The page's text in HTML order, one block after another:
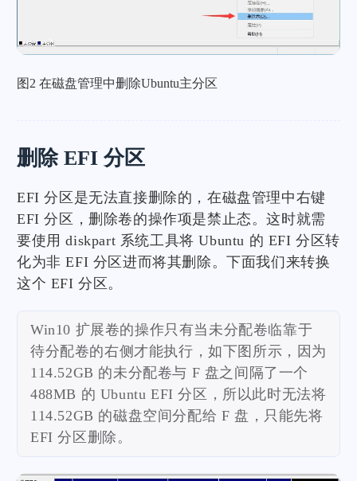
图2 在磁盘管理中删除Ubuntu主分区
删除 EFI 分区
EFI 分区是无法直接删除的，在磁盘管理中右键
EFI 分区，删除卷的操作项是禁止态。这时就需
要使用 diskpart 系统工具将 Ubuntu 的 EFI 分区转
化为非 EFI 分区进而将其删除。下面我们来转换
这个 EFI 分区。
Win10 扩展卷的操作只有当未分配卷临靠于
待分配卷的右侧才能执行，如下图所示，因为
114.52GB 的未分配卷与 F 盘之间隔了一个
488MB 的 Ubuntu EFI 分区，所以此时无法将
114.52GB 的磁盘空间分配给 F 盘，只能先将
EFI 分区删除。